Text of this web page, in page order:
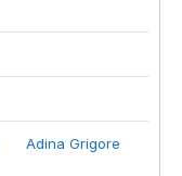
Adina Grigore